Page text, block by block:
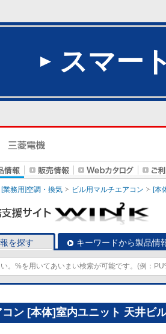
スマー
[業務用]空調・換気 ビル用マルチエアコン [本
を探す キーワードから製品情
ン [本体]室内ユニット 天井ビ